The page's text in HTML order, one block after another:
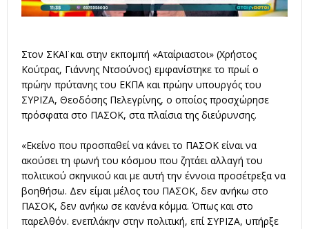
Στον ΣΚΑΪ και στην εκπομπή «Αταίριαστοι» (Χρήστος
Κούτρας, Γιάννης Ντσούνος) εμφανίστηκε το πρωί ο
πρώην πρύτανης του ΕΚΠΑ και πρώην υπουργός του
ΣΥΡΙΖΑ, Θεοδόσης Πελεγρίνης, ο οποίος προσχώρησε
πρόσφατα στο ΠΑΣΟΚ, στα πλαίσια της διεύρυνσης.
«Εκείνο που προσπαθεί να κάνει το ΠΑΣΟΚ είναι να
ακούσει τη φωνή του κόσμου που ζητάει αλλαγή του
πολιτικού σκηνικού και με αυτή την έννοια προσέτρεξα να
βοηθήσω. Δεν είμαι μέλος του ΠΑΣΟΚ, δεν ανήκω στο
ΠΑΣΟΚ, δεν ανήκω σε κανένα κόμμα. Όπως και στο
παρελθόν. ενεπλάκην στην πολιτική, επί ΣΥΡΙΖΑ, υπήρξε